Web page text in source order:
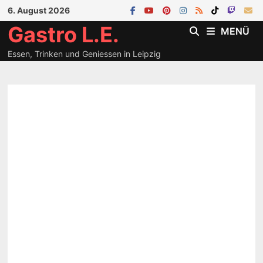
Zum
Inhalt
springen
6. August 2026
Gastro L.E.
Essen, Trinken und Geniessen in Leipzig
MENÜ